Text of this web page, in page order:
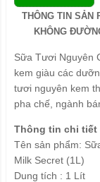
THÔNG TIN SẢN
KHÔNG
Sữa Tươi Nguyên
kem giàu các
tươi nguyên kem
pha chế, ngành
Thông tin chi tiết
Tên sản phẩm:
Milk Secret (1L)
Dung tích : 1 Lít